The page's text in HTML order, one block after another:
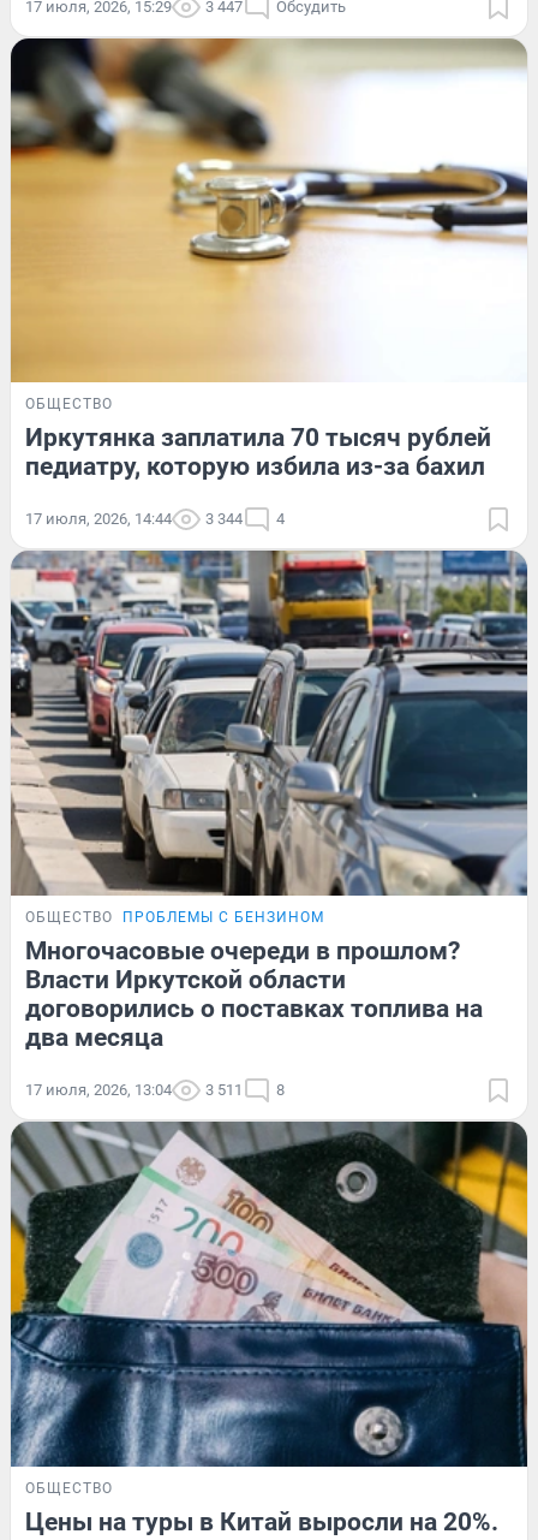
17 июля, 2026, 15:29 3 447 Обсудить
ОБЩЕСТВО
Иркутянка заплатила 70 тысяч рублей
педиатру, которую избила из-за бахил
17 июля, 2026, 14:44 3 344 4
ОБЩЕСТВО ПРОБЛЕМЫ С БЕНЗИНОМ
Многочасовые очереди в прошлом?
Власти Иркутской области
договорились о поставках топлива на
два месяца
17 июля, 2026, 13:04 3 511 8
ОБЩЕСТВО
Цены на туры в Китай выросли на 20%.